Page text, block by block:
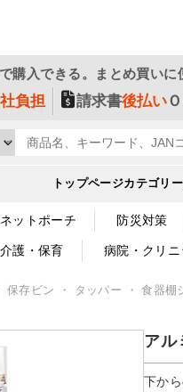
購入できる。まとめ買いに
負担 請求書後払い
トップページカテゴリ
ネットポーチ 防災対策
介護・保育 病院・クリニ
保存ビン ・ タッパー ・ 食器棚
アル
下か